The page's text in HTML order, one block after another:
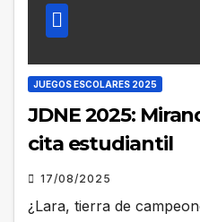
JUEGOS ESCOLARES 2025
JDNE 2025:
cita estudiantil
17/08/2025
¿Lara, tierra de